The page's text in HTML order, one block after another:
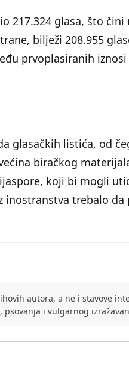
217.324 glasa, što
bilježi 208.955
prvoplasiranih
glasačkih listića, od
biračkog
koji bi mogli
inostranstva trebalo
autora, a ne i stavove
i vulgarnog